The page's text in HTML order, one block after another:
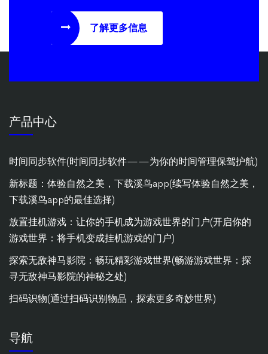
了解更多信息
产品中心
时间同步软件(时间同步软件——为你的时间管理保驾护航)
新标题：体验自然之美，下载溪鸟app(续写体验自然之美，
下载溪鸟app的最佳选择)
放置挂机游戏：让你的手机成为游戏世界的门户(开启你的
游戏世界：将手机变成挂机游戏的门户)
探索无敌神马影院：畅玩精彩游戏世界(畅游游戏世界：探
寻无敌神马影院的神秘之处)
扫码识物(通过扫码识别物品，探索更多奇妙世界)
导航